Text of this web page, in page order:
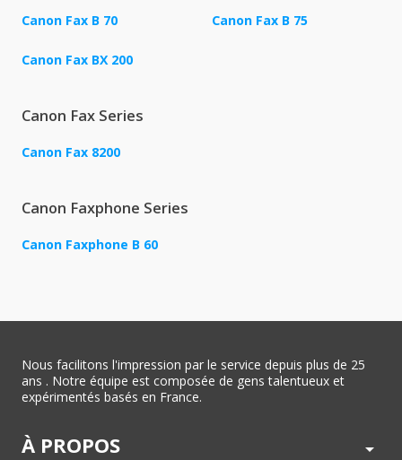
Canon Fax B 70 Canon Fax B 75
Canon Fax BX 200
Canon Fax Series
Canon Fax 8200
Canon Faxphone Series
Canon Faxphone B 60
Nous facilitons l'impression par le service depuis plus de 25
ans . Notre équipe est composée de gens talentueux et
expérimentés basés en France.
À PROPOS arrow_drop_down